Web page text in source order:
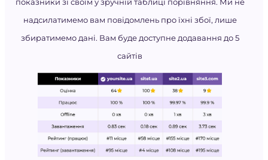
показники зі своїм у зручній таблиці порівняння. Ми не
надсилатимемо вам повідомлень про їхні збої, лише
збиратимемо дані. Вам буде доступне додавання до 5
сайтів